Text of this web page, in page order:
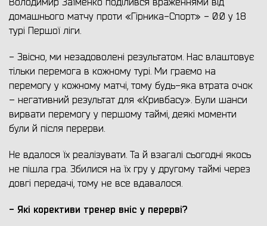
Володимир Заїменко поділився враженнями від
домашнього матчу проти «Гірника-Спорт» - 0:0 у 18
турі Першої ліги.
- Звісно, ми незадоволені результатом. Нас влаштовує
тільки перемога в кожному турі. Ми граємо на
перемогу у кожному матчі, тому будь-яка втрата очок
– негативний результат для «Кривбасу». Були шанси
вирвати перемогу у першому таймі, деякі моменти
були й після перерви.
Не вдалося їх реалізувати. Та й взагалі сьогодні якось
не пішла гра. Збилися на їх гру у другому таймі через
довгі передачі, тому не все вдавалося.
- Які корективи тренер вніс у перерві?